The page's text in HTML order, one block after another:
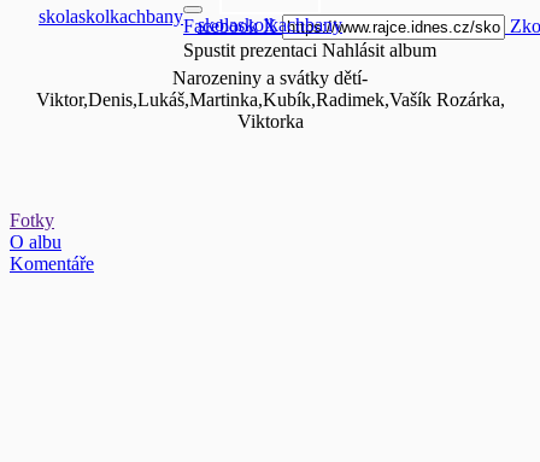
skolaskolkachbany
Narozeniny a svátky dětí-
Viktor,Denis,Lukáš,Martinka,Kubík,Radimek,Vašík Rozárka,
Viktorka
skolaskolkachbanyFacebook X
Spustit prezentaci Nahlásit album
Fotky
O albu
Komentáře